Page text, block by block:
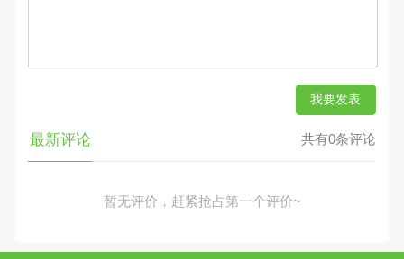
我要发表
最新评论 共有0条评论
暂无评价，赶紧抢占第一个评价~